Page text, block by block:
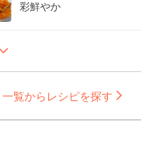
彩鮮やか
覧からレシピを探す